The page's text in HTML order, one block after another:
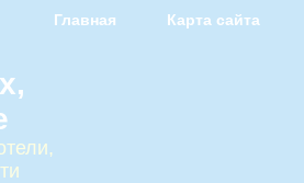
Главная Карта сайта